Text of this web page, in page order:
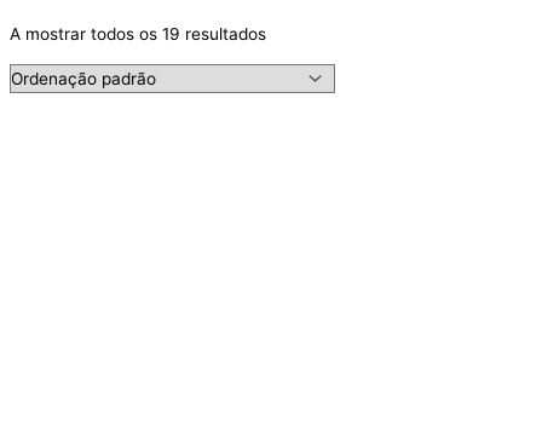
A mostrar todos os 19 resultados